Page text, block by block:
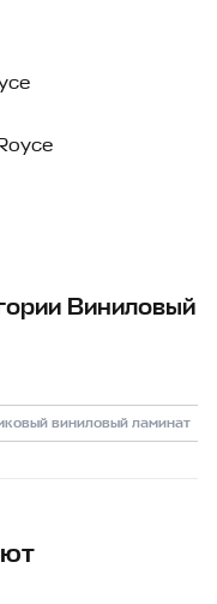
Виниловый
виниловый ламинат